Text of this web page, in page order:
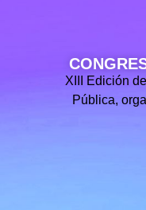
XIII Edición
Pública,